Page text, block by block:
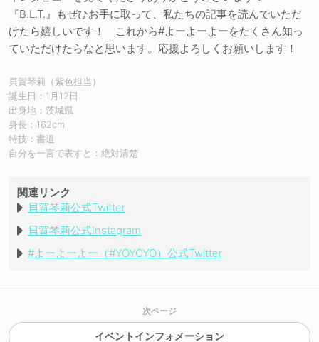
『B.L.T.』もぜひお手に取って、私たちの記事を読んでいただ
けたら嬉しいです！ これから#よーよーよーをたくさん知っ
ていただけたらなと思います。応援よろしくお願いします！
貝賀琴莉（紫色担当）
誕生日：1月12日
出身地：茨城県
身長：162cm
特技：書道
自分を一言で表すと：絶対清楚
関連リンク
貝賀琴莉公式Twitter
貝賀琴莉公式Instagram
#よーよーよー（#YOYOYO）公式Twitter
次ページ
イベントインフォメーション